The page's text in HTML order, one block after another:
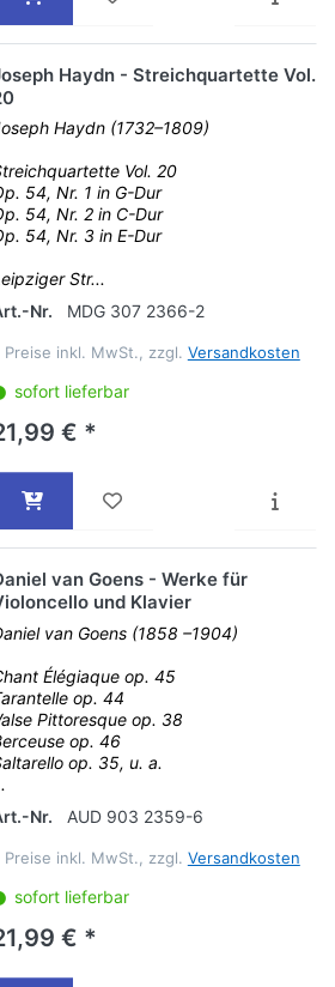
Haydn - Streichquartette Vol.
Haydn (1732–1809)
Vol. 20
54, Nr. 1 in G-Dur
54, Nr. 2 in C-Dur
54, Nr. 3 in E-Dur
Str...
Nr.
MDG 307 2366-2
Preise inkl. MwSt., zzgl. Versandkosten
sofort lieferbar
€ *
van Goens - Werke für
und Klavier
van Goens (1858 –1904)
Élégiaque op. 45
op. 44
Pittoresque op. 38
op. 46
op. 35, u. a.
Nr.
AUD 903 2359-6
Preise inkl. MwSt., zzgl. Versandkosten
sofort lieferbar
€ *